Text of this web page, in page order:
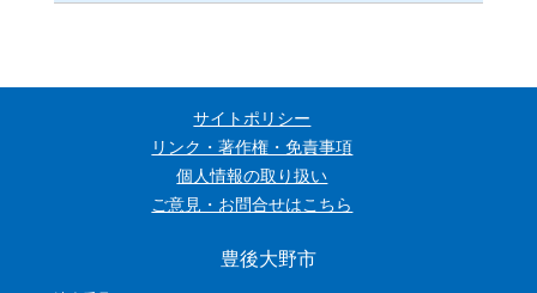
サイトポリシー
リンク・著作権・免責事項
個人情報の取り扱い
ご意見・お問合せはこちら
豊後大野市